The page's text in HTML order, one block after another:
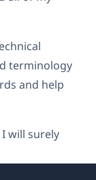
terminology
and help
will surely